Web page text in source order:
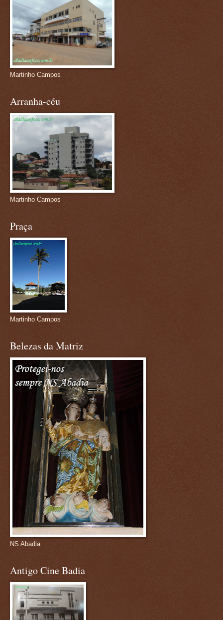
Martinho Campos
Arranha-céu
Martinho Campos
Praça
Martinho Campos
Belezas da Matriz
NS Abadia
Antigo Cine Badia